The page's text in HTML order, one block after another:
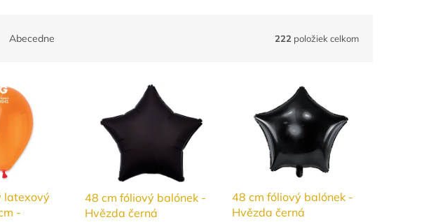
Abecedne 222 položiek celkom
latexový
-
48 cm fóliový balónek -
Hvězda černá
48 cm fóliový balónek -
Hvězda černá